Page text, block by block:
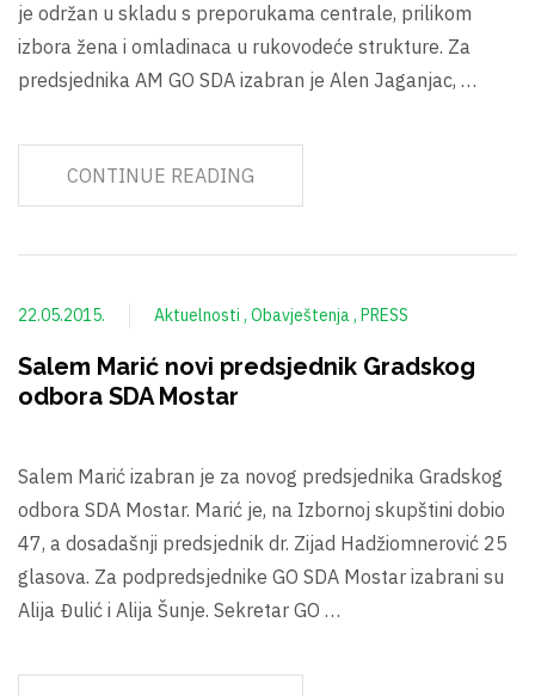
je održan u skladu s preporukama centrale, prilikom
izbora žena i omladinaca u rukovodeće strukture. Za
predsjednika AM GO SDA izabran je Alen Jaganjac, …
CONTINUE READING
22.05.2015. Aktuelnosti Obavještenja PRESS
Salem Marić novi predsjednik Gradskog
odbora SDA Mostar
Salem Marić izabran je za novog predsjednika Gradskog
odbora SDA Mostar. Marić je, na Izbornoj skupštini dobio
47, a dosadašnji predsjednik dr. Zijad Hadžiomnerović 25
glasova. Za podpredsjednike GO SDA Mostar izabrani su
Alija Đulić i Alija Šunje. Sekretar GO …